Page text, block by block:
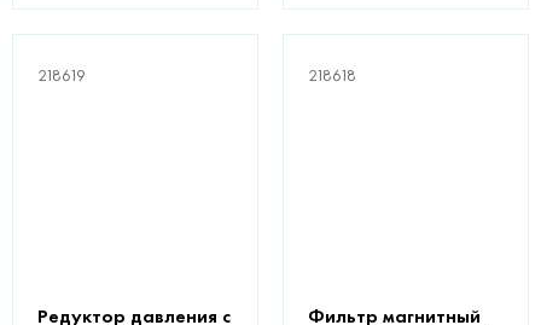
218619
Редуктор давления с
218618
Фильтр магнитный